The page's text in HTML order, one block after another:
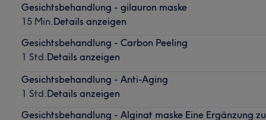
Gesichtsbehandlung - gilauron maske
15 Min.Details anzeigen
Gesichtsbehandlung - Carbon Peeling
1 Std.Details anzeigen
Gesichtsbehandlung - Anti-Aging
1 Std.Details anzeigen
Gesichtsbehandlung - Alginat maske Eine Ergänzung